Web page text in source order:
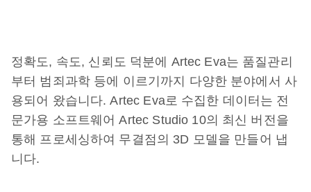
정확도, 속도, 신뢰도 덕분에 Artec Eva는 품질관리
부터 범죄과학 등에 이르기까지 다양한 분야에서 사
용되어 왔습니다. Artec Eva로 수집한 데이터는 전
문가용 소프트웨어 Artec Studio 10의 최신 버전을
통해 프로세싱하여 무결점의 3D 모델을 만들어 냅
니다.